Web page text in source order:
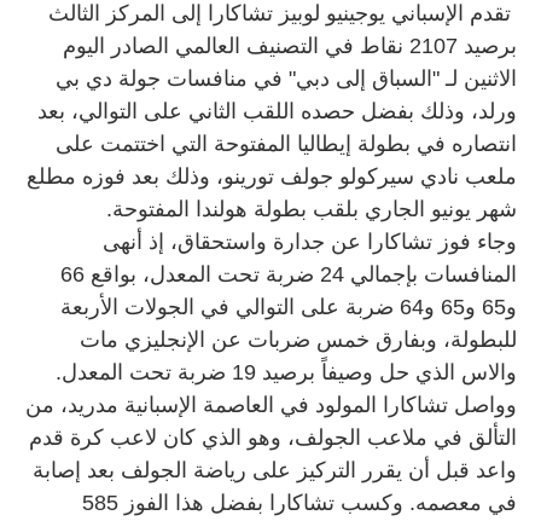
تقدم الإسباني يوجينيو لوبيز تشاكارا إلى المركز الثالث
برصيد 2107 نقاط في التصنيف العالمي الصادر اليوم
الاثنين لـ "السباق إلى دبي" في منافسات جولة دي بي
ورلد، وذلك بفضل حصده اللقب الثاني على التوالي، بعد
انتصاره في بطولة إيطاليا المفتوحة التي اختتمت على
ملعب نادي سيركولو جولف تورينو، وذلك بعد فوزه مطلع
شهر يونيو الجاري بلقب بطولة هولندا المفتوحة.
وجاء فوز تشاكارا عن جدارة واستحقاق، إذ أنهى
المنافسات بإجمالي 24 ضربة تحت المعدل، بواقع 66
و65 و65 و64 ضربة على التوالي في الجولات الأربعة
للبطولة، وبفارق خمس ضربات عن الإنجليزي مات
والاس الذي حل وصيفاً برصيد 19 ضربة تحت المعدل.
وواصل تشاكارا المولود في العاصمة الإسبانية مدريد، من
التألق في ملاعب الجولف، وهو الذي كان لاعب كرة قدم
واعد قبل أن يقرر التركيز على رياضة الجولف بعد إصابة
في معصمه. وكسب تشاكارا بفضل هذا الفوز 585